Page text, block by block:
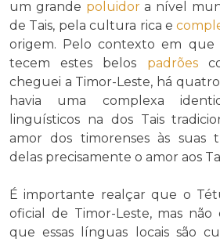
um grande poluidora nível
de Tais, pela cultura rica e
origem. Pelo contexto em que
tecem estes belos padrões
cheguei a Timor-Leste, há
havia uma complexa
linguísticos na dos Tais
amor dos timorenses às suas
delas precisamente o amor aos
É importante realçar que o
oficial de Timor-Leste, mas não
que essas línguas locais são